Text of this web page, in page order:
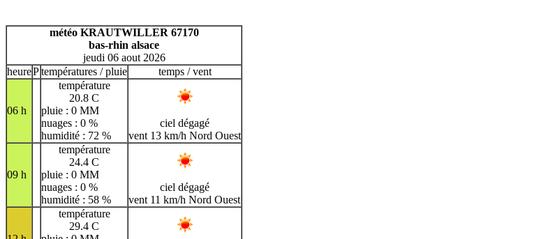
F
G
H
I J K L M
N
R S T
U
V
W X Y Z
météo KRAUTWILLER 67170
bas-rhin alsace
jeudi 06 aout 2026
heurePtempératures / pluie temps / vent
06 h
température
20.8 C
pluie : 0 MM
nuages : 0 %
humidité : 72 %
ciel dégagé
vent 13 km/h Nord Ouest
09 h
température
24.4 C
pluie : 0 MM
nuages : 0 %
humidité : 58 %
ciel dégagé
vent 11 km/h Nord Ouest
température
29.4 C